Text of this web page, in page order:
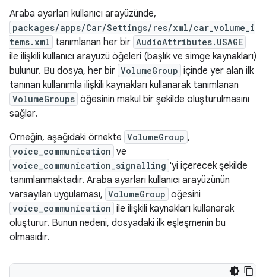
Araba ayarları kullanıcı arayüzünde,
packages/apps/Car/Settings/res/xml/car_volume_i
tems.xml tanımlanan her bir AudioAttributes.USAGE
ile ilişkili kullanıcı arayüzü öğeleri (başlık ve simge kaynakları)
bulunur. Bu dosya, her bir VolumeGroup içinde yer alan ilk
tanınan kullanımla ilişkili kaynakları kullanarak tanımlanan
VolumeGroups öğesinin makul bir şekilde oluşturulmasını
sağlar.
Örneğin, aşağıdaki örnekte VolumeGroup ,
voice_communication ve
voice_communication_signalling 'yi içerecek şekilde
tanımlanmaktadır. Araba ayarları kullanıcı arayüzünün
varsayılan uygulaması, VolumeGroup öğesini
voice_communication ile ilişkili kaynakları kullanarak
oluşturur. Bunun nedeni, dosyadaki ilk eşleşmenin bu
olmasıdır.